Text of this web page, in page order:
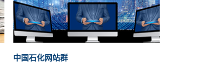
中国石化网站群